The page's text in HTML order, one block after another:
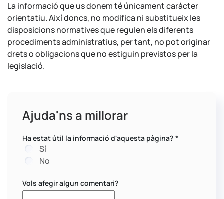
La informació que us donem té únicament caràcter
orientatiu. Així doncs, no modifica ni substitueix les
disposicions normatives que regulen els diferents
procediments administratius, per tant, no pot originar
drets o obligacions que no estiguin previstos per la
legislació.
Ajuda'ns a millorar
Ha estat útil la informació d'aquesta pàgina? *
Sí
No
Vols afegir algun comentari?